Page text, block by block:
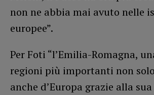
non ne abbia mai avuto nelle
europee”.
Per Foti “l’Emilia-Romagna,
regioni più importanti non
anche d’Europa grazie alla